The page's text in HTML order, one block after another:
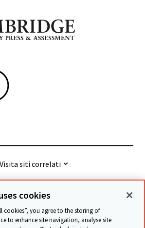
Visita siti correlati
Press & Assessment
cookies
cookies”, you agree to the storing of
to enhance site navigation, analyse site